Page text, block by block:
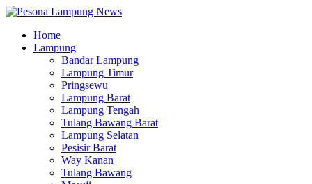
Home
Lampung
Bandar Lampung
Lampung Timur
Pringsewu
Lampung Barat
Lampung Tengah
Tulang Bawang Barat
Lampung Selatan
Pesisir Barat
Way Kanan
Tulang Bawang